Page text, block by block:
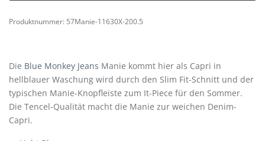
Produktnummer: 57Manie-11630X-200.5
Die Blue Monkey Jeans Manie kommt hier als Capri in
hellblauer Waschung wird durch den Slim Fit-Schnitt und der
typischen Manie-Knopfleiste zum It-Piece für den Sommer.
Die Tencel-Qualität macht die Manie zur weichen Denim-
Capri.